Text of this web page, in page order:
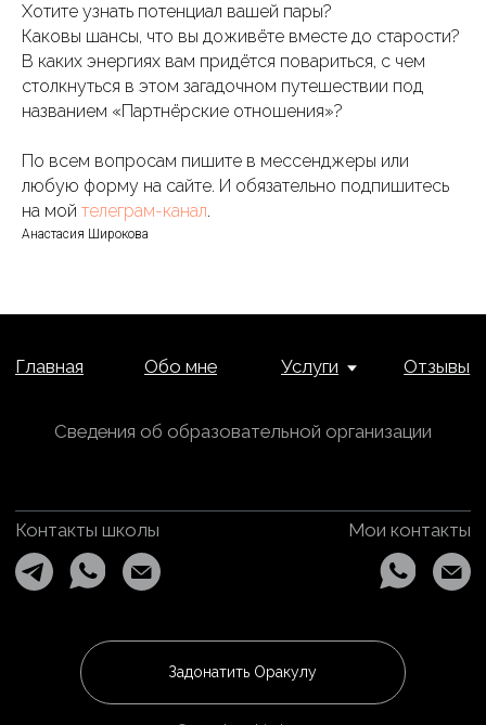
Хотите узнать потенциал вашей пары?
Каковы шансы, что вы доживёте вместе до старости?
В каких энергиях вам придётся повариться, с чем
столкнуться в этом загадочном путешествии под
названием «Партнёрские отношения»?
По всем вопросам пишите в мессенджеры или
любую форму на сайте. И обязательно подпишитесь
на мой телеграм-канал.
Анастасия Широкова